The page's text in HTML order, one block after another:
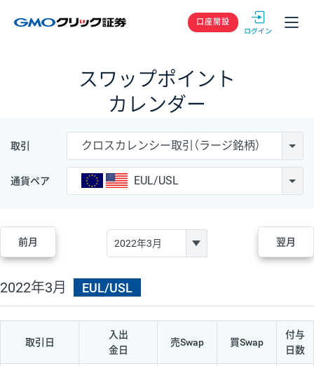
GMOクリック
口座開設
スワップポイント
カレンダー
取引 クロスカレンシー取引（ラージ銘柄）
通貨ペア EUL/USL
前月 翌月
2022年3月 EUL/USL
取引日
入出
金日
売Swap 買Swap
付与
日数